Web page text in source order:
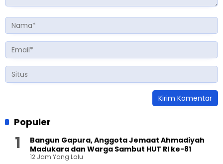
Populer
Bangun Gapura, Anggota Jemaat Ahmadiyah
Madukara dan Warga Sambut HUT RI ke-81
12 Jam Yang Lalu